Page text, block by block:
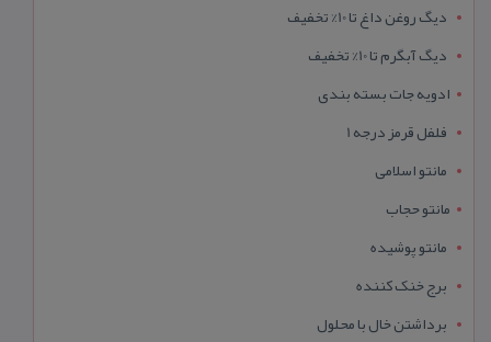
دیگ روغن داغ تا 10% تخفیف
دیگ آبگرم تا 10% تخفیف
ادویه جات بسته بندی
فلفل قرمز درجه 1
مانتو اسلامی
مانتو حجاب
مانتو پوشیده
برج خنک کننده
برداشتن خال با محلول